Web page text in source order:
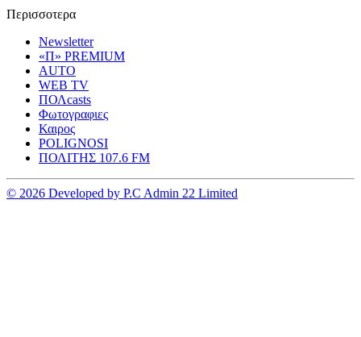
Περισσοτερα
Newsletter
«Π» PREMIUM
AUTO
WEB TV
ΠΟΛcasts
Φωτογραφιες
Καιρος
POLIGNOSI
ΠΟΛΙΤΗΣ 107.6 FM
© 2026 Developed by P.C Admin 22 Limited